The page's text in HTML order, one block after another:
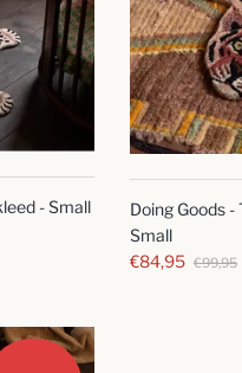
- Small
Doing Goods -
Small
€84,95 €99,95